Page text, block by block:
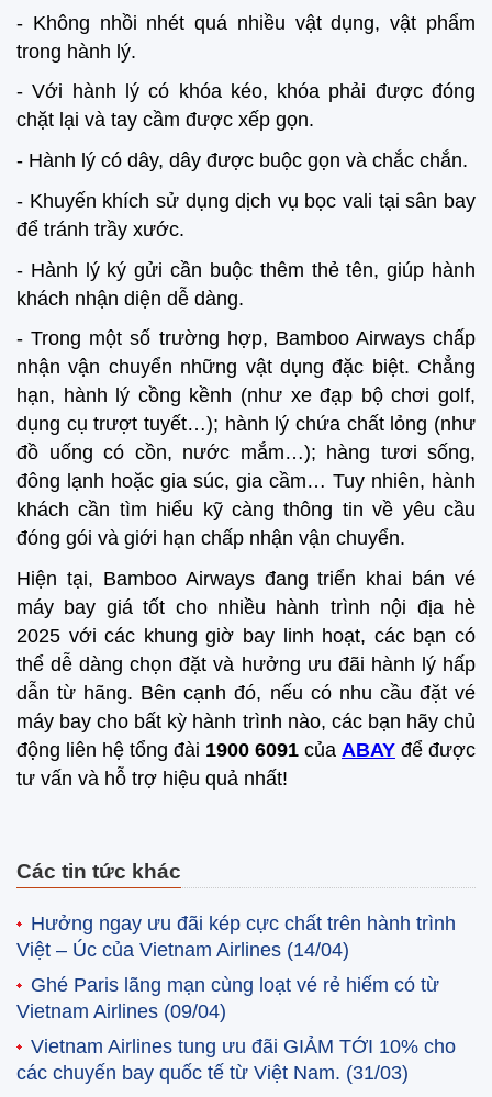
- Không nhồi nhét quá nhiều vật dụng, vật phẩm
trong hành lý.
- Với hành lý có khóa kéo, khóa phải được đóng
chặt lại và tay cầm được xếp gọn.
- Hành lý có dây, dây được buộc gọn và chắc chắn.
- Khuyến khích sử dụng dịch vụ bọc vali tại sân bay
để tránh trầy xước.
- Hành lý ký gửi cần buộc thêm thẻ tên, giúp hành
khách nhận diện dễ dàng.
- Trong một số trường hợp, Bamboo Airways chấp
nhận vận chuyển những vật dụng đặc biệt. Chẳng
hạn, hành lý cồng kềnh (như xe đạp bộ chơi golf,
dụng cụ trượt tuyết…); hành lý chứa chất lỏng (như
đồ uống có cồn, nước mắm…); hàng tươi sống,
đông lạnh hoặc gia súc, gia cầm… Tuy nhiên, hành
khách cần tìm hiểu kỹ càng thông tin về yêu cầu
đóng gói và giới hạn chấp nhận vận chuyển.
Hiện tại, Bamboo Airways đang triển khai bán vé
máy bay giá tốt cho nhiều hành trình nội địa hè
2025 với các khung giờ bay linh hoạt, các bạn có
thể dễ dàng chọn đặt và hưởng ưu đãi hành lý hấp
dẫn từ hãng. Bên cạnh đó, nếu có nhu cầu đặt vé
máy bay cho bất kỳ hành trình nào, các bạn hãy chủ
động liên hệ tổng đài 1900 6091 của ABAY để được
tư vấn và hỗ trợ hiệu quả nhất!
Các tin tức khác
Hưởng ngay ưu đãi kép cực chất trên hành trình
Việt – Úc của Vietnam Airlines (14/04)
Ghé Paris lãng mạn cùng loạt vé rẻ hiếm có từ
Vietnam Airlines (09/04)
Vietnam Airlines tung ưu đãi GIẢM TỚI 10% cho
các chuyến bay quốc tế từ Việt Nam. (31/03)